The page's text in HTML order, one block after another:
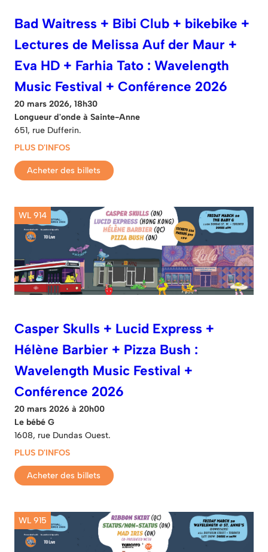
Bad Waitress + Bibi Club + bikebike +
Lectures de Melissa Auf der Maur +
Eva HD + Farhia Tato : Wavelength
Music Festival + Conférence 2026
20 mars 2026, 18h30
Longueur d'onde à Sainte-Anne
651, rue Dufferin.
PLUS D'INFOS
Acheter des billets
WL 914
Casper Skulls + Lucid Express +
Hélène Barbier + Pizza Bush :
Wavelength Music Festival +
Conférence 2026
20 mars 2026 à 20h00
Le bébé G
1608, rue Dundas Ouest.
PLUS D'INFOS
Acheter des billets
WL 915